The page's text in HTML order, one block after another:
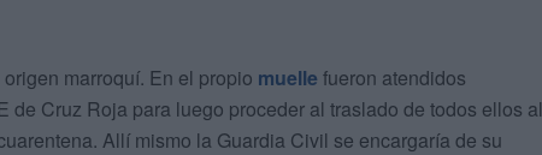
marroquí. En el propio muelle fueron atendidos
de Cruz Roja para luego proceder al traslado de todos ellos al
Allí mismo la Guardia Civil se encargaría de su